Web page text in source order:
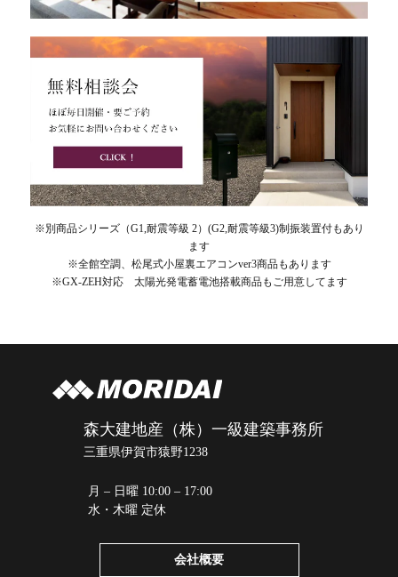
※別商品シリーズ（G1,耐震等級 2）(G2,耐震等級3)制振装置付もあり
ます
※全館空調、松尾式小屋裏エアコンver3商品もあります
※GX-ZEH対応 太陽光発電蓄電池搭載商品もご用意してます
森大建地産（株）一級建築事務所
三重県伊賀市猿野1238
月 – 日曜 10:00 – 17:00
水・木曜 定休
会社概要